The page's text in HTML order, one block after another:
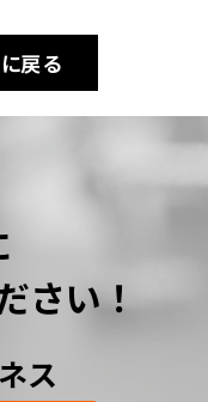
戻る
さい！
ス